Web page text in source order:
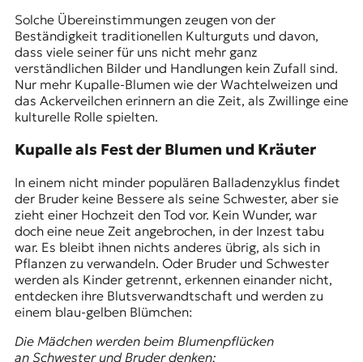
Solche Übereinstimmungen zeugen von der
Beständigkeit traditionellen Kulturguts und davon,
dass viele seiner für uns nicht mehr ganz
verständlichen Bilder und Handlungen kein Zufall sind.
Nur mehr Kupalle-Blumen wie der Wachtelweizen und
das Ackerveilchen erinnern an die Zeit, als Zwillinge eine
kulturelle Rolle spielten.
Kupalle als Fest der Blumen und Kräuter
In einem nicht minder populären Balladenzyklus findet
der Bruder keine Bessere als seine Schwester, aber sie
zieht einer Hochzeit den Tod vor. Kein Wunder, war
doch eine neue Zeit angebrochen, in der Inzest tabu
war. Es bleibt ihnen nichts anderes übrig, als sich in
Pflanzen zu verwandeln. Oder Bruder und Schwester
werden als Kinder getrennt, erkennen einander nicht,
entdecken ihre Blutsverwandtschaft und werden zu
einem blau-gelben Blümchen:
Die Mädchen werden beim Blumenpflücken
an Schwester und Bruder denken: